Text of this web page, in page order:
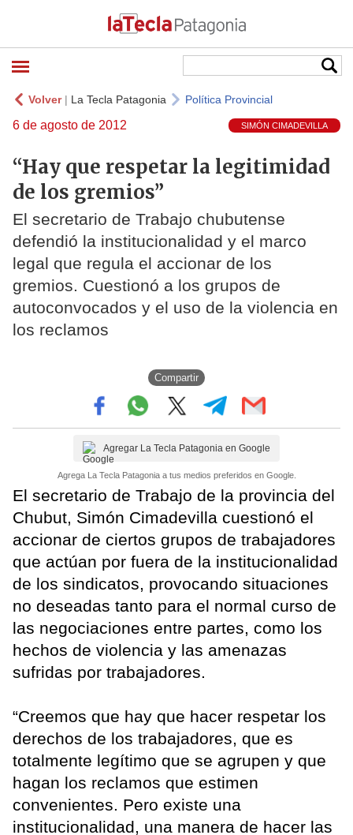
Volver| La Tecla Patagonia Política Provincial
6 de agosto de 2012 SIMÓN CIMADEVILLA
“Hay que respetar la legitimidad
de los gremios”
El secretario de Trabajo chubutense
defendió la institucionalidad y el marco
legal que regula el accionar de los
gremios. Cuestionó a los grupos de
autoconvocados y el uso de la violencia en
los reclamos
Compartir
Agregar La Tecla Patagonia en Google
Agrega La Tecla Patagonia a tus medios preferidos en Google.
El secretario de Trabajo de la provincia del
Chubut, Simón Cimadevilla cuestionó el
accionar de ciertos grupos de trabajadores
que actúan por fuera de la institucionalidad
de los sindicatos, provocando situaciones
no deseadas tanto para el normal curso de
las negociaciones entre partes, como los
hechos de violencia y las amenazas
sufridas por trabajadores.
“Creemos que hay que hacer respetar los
derechos de los trabajadores, que es
totalmente legítimo que se agrupen y que
hagan los reclamos que estimen
convenientes. Pero existe una
institucionalidad, una manera de hacer las